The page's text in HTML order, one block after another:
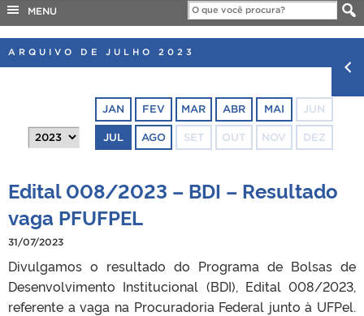
Canais
CONCURSOS
EDITAIS
PORTARIAS
MENU
ARQUIVO DE JULHO 2023
JAN FEV MAR ABR MAI JUN
JUL AGO SET OUT NOV DEZ
Edital 008/2023 – BDI – Resultado
vaga PFUFPEL
31/07/2023
Divulgamos o resultado do Programa de Bolsas de
Desenvolvimento Institucional (BDI), Edital 008/2023,
referente a vaga na Procuradoria Federal junto à UFPel.